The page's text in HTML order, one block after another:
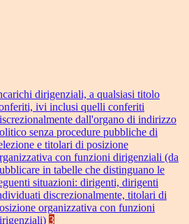
dirigenziali, a qualsiasi titolo
ivi inclusi quelli conferiti
dall'organo di indirizzo
senza procedure pubbliche di
e titolari di posizione
con funzioni dirigenziali (da
in tabelle che distinguano le
situazioni: dirigenti, dirigenti
discrezionalmente, titolari di
organizzativa con funzioni
3